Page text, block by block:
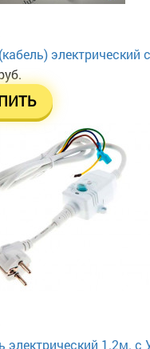
электрический
электрический 1.2м.